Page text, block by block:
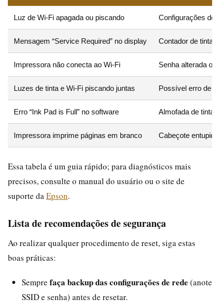
Luz de Wi‑Fi apagada ou piscando Configurações de
Mensagem “Service Required” no display Contador de tinta
Impressora não conecta ao Wi‑Fi Senha alterada ou
Luzes de tinta e Wi‑Fi piscando juntas Possível erro de
Erro “Ink Pad is Full” no software Almofada de tinta
Impressora imprime páginas em branco Cabeçote entupido
Essa tabela é um guia rápido; para diagnósticos mais
precisos, consulte o manual do usuário ou o site de
suporte da Epson.
Lista de recomendações de segurança
Ao realizar qualquer procedimento de reset, siga estas
boas práticas:
Sempre faça backup das configurações de rede (anote
SSID e senha) antes de resetar.